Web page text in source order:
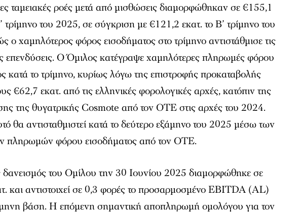
ταμειακές ροές μετά από μισθώσεις διαμορφώθηκαν σε €155,1
τρίμηνο του 2025, σε σύγκριση με €121,2 εκατ. το Β’ τρίμηνο του
ο χαμηλότερος φόρος εισοδήματος στο τρίμηνο αντιστάθμισε τις
επενδύσεις. Ο Όμιλος κατέγραψε χαμηλότερες πληρωμές φόρου
κατά το τρίμηνο, κυρίως λόγω της επιστροφής προκαταβολής
€62,7 εκατ. από τις ελληνικές φορολογικές αρχές, κατόπιν της
της θυγατρικής Cosmote από τον ΟΤΕ στις αρχές του 2024.
θα αντισταθμιστεί κατά το δεύτερο εξάμηνο του 2025 μέσω των
πληρωμών φόρου εισοδήματος από τον ΟΤΕ.
του Ομίλου την 30 Ιουνίου 2025 διαμορφώθηκε σε
και αντιστοιχεί σε 0,3 φορές το προσαρμοσμένο ΕΒΙTDA (AL)
βάση. Η επόμενη σημαντική αποπληρωμή ομολόγου για τον